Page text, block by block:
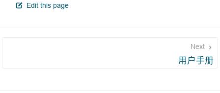
Edit this pageopen in new window
Next
用户手册